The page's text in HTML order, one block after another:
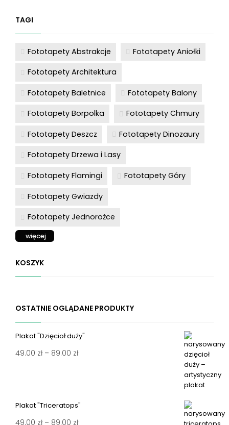
TAGI
Fototapety Abstrakcje Fototapety Aniołki
Fototapety Architektura
Fototapety Baletnice Fototapety Balony
Fototapety Borpolka Fototapety Chmury
Fototapety Deszcz Fototapety Dinozaury
Fototapety Drzewa i Lasy
Fototapety Flamingi Fototapety Góry
Fototapety Gwiazdy
Fototapety Jednorożce
więcej
KOSZYK
OSTATNIE OGLĄDANE PRODUKTY
Plakat "Dzięcioł duży"
49.00 zł – 89.00 złZakres
89.00 zł
Plakat "Triceratops"
49.00 zł – 89.00 złZakres